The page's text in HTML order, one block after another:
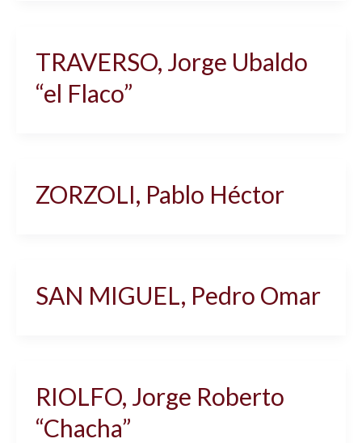
TRAVERSO, Jorge Ubaldo
“el Flaco”
ZORZOLI, Pablo Héctor
SAN MIGUEL, Pedro Omar
RIOLFO, Jorge Roberto
“Chacha”